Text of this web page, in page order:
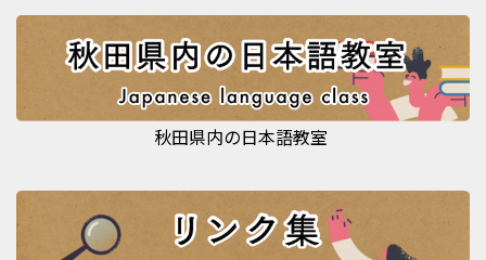
秋田県内の日本語教室